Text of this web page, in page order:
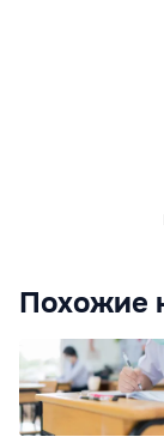
Похожие